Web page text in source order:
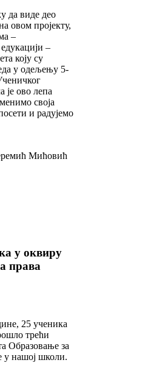
да виде део
овом пројекту,
–
–
коју су
у одељењу 5-
је ово лепа
своја
и радујемо
Мићовић
у оквиру
права
25 ученика
трећи
Образовање за
у нашој школи.